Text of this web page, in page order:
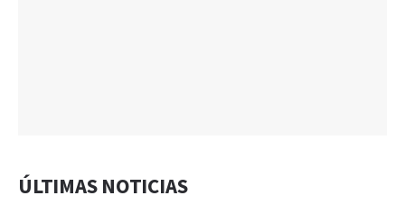
ÚLTIMAS NOTICIAS